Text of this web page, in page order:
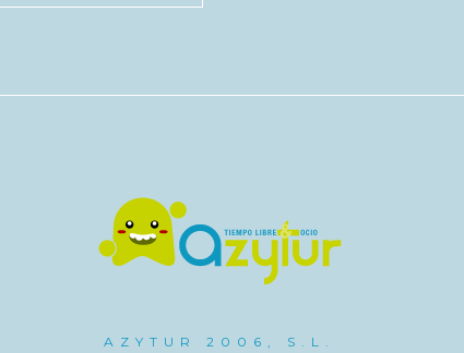
AZYTUR 2006, S.L.